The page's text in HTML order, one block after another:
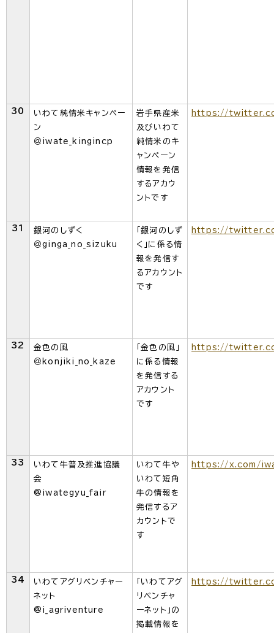
30
いわて純情米キャンペー
ン
＠iwate_kingincp
岩手県産米
及びいわて
純情米のキ
ャンペーン
情報を発信
するアカウ
ントです
https://
31
銀河のしずく
＠ginga_no_sizuku
「銀河のしず
く」に係る情
報を発信す
るアカウント
です
https://
32
金色の風
＠konjiki_no_kaze
「金色の風」
に係る情報
を発信する
アカウント
です
https://
33
いわて牛普及推進協議
会
@iwategyu_fair
いわて牛や
いわて短角
牛の情報を
発信するア
カウントで
す
https://x.com/
34
いわてアグリベンチャー
ネット
@i_agriventure
「いわてアグ
リベンチャ
ーネット」の
掲載情報を
https://